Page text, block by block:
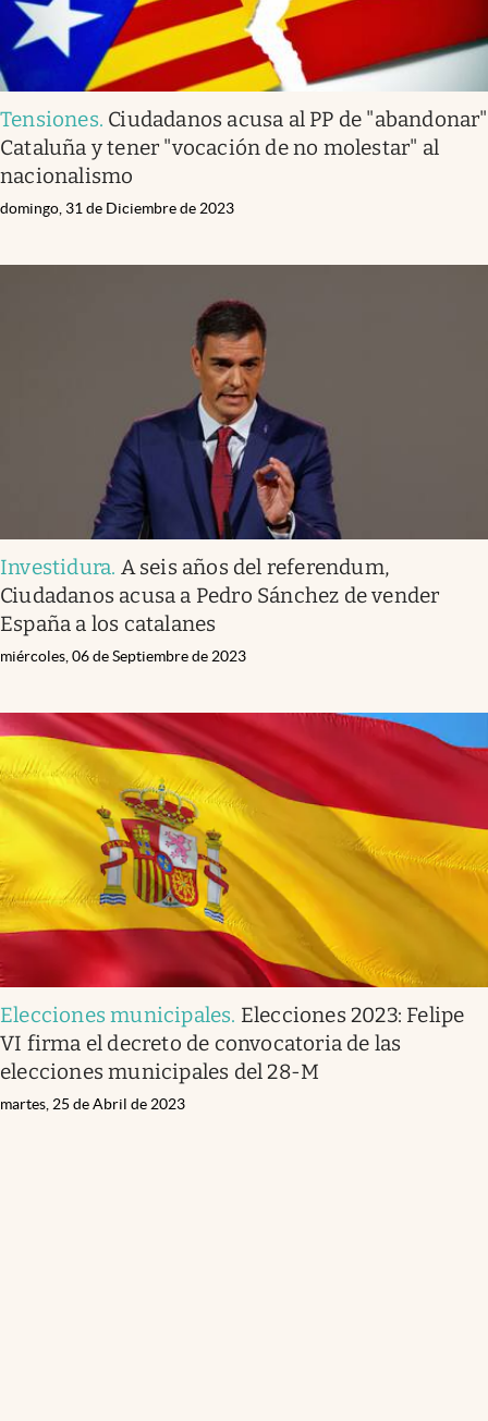
Tensiones. Ciudadanos acusa al PP de "abandonar"
Cataluña y tener "vocación de no molestar" al
nacionalismo
domingo, 31 de Diciembre de 2023
Investidura. A seis años del referendum,
Ciudadanos acusa a Pedro Sánchez de vender
España a los catalanes
miércoles, 06 de Septiembre de 2023
Elecciones municipales. Elecciones 2023: Felipe
VI firma el decreto de convocatoria de las
elecciones municipales del 28-M
martes, 25 de Abril de 2023